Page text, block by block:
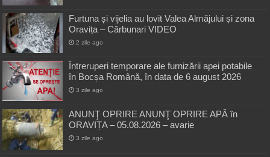
Furtuna și vijelia au lovit Valea Almăjului și zona
Oravița – Cărbunari VIDEO
2 zile ago
Întreruperi temporare ale furnizării apei potabile
în Bocșa Română, în data de 6 august 2026
3 zile ago
ANUNŢ OPRIRE ANUNŢ OPRIRE APĂ în
ORAVIȚA – 05.08.2026 – avarie
3 zile ago